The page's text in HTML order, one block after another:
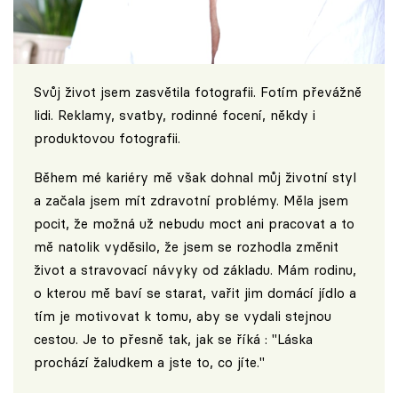
Svůj život jsem zasvětila fotografii. Fotím převážně
lidi. Reklamy, svatby, rodinné focení, někdy i
produktovou fotografii.
Během mé kariéry mě však dohnal můj životní styl
a začala jsem mít zdravotní problémy. Měla jsem
pocit, že možná už nebudu moct ani pracovat a to
mě natolik vyděsilo, že jsem se rozhodla změnit
život a stravovací návyky od základu. Mám rodinu,
o kterou mě baví se starat, vařit jim domácí jídlo a
tím je motivovat k tomu, aby se vydali stejnou
cestou. Je to přesně tak, jak se říká : "Láska
prochází žaludkem a jste to, co jíte."